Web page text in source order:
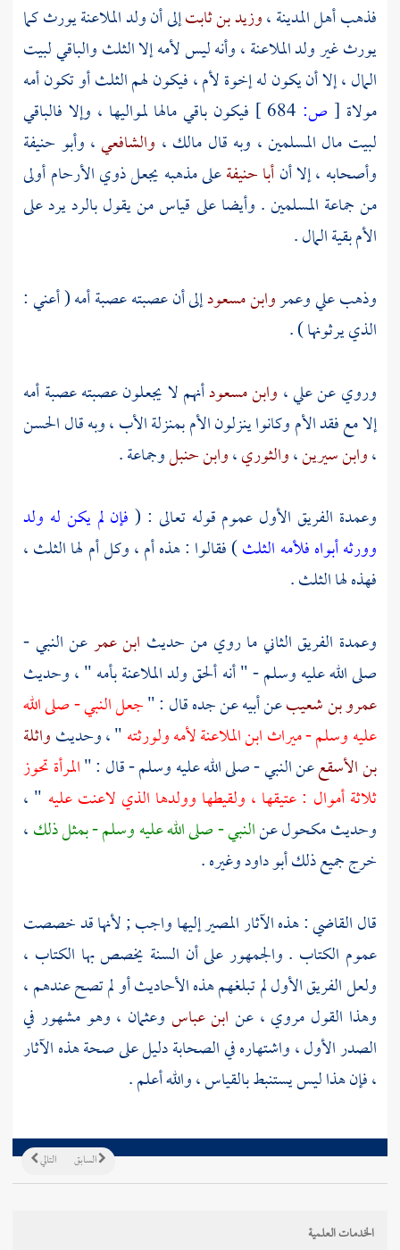
فذهب أهلالمدينة،وزيد بن ثابتإلى أن ولد الملاعنة يورث كما
يورث غير ولد الملاعنة ، وأنه ليس لأمه إلا الثلث والباقي لبيت
المال ، إلا أن يكون له إخوة لأم ، فيكون لهم الثلث أو تكون أمه
مولاة [ ص:
فيكون باقي مالها لمواليها ، وإلا فالباقي
لبيت مال المسلمين ، وبه قال مالك ، والشافعي، وأبو حنيفة
وأصحابه ، إلا أنأبا حنيفةعلى مذهبه يجعل ذوي الأرحام أولى
من جماعة المسلمين . وأيضا على قياس من يقول بالرد يرد على
الأم بقية المال .
وذهبعليوعمروابن مسعودإلى أن عصبته عصبة أمه ( أعني :
الذي يرثونها ) .
وروي عنعلي، وابن مسعودأنهم لا يجعلون عصبته عصبة أمه
إلا مع فقد الأم وكانوا ينزلون الأم بمنزلة الأب ، وبه قالالحسن
،وابن سيرين،والثوري،وابن حنبلوجماعة .
وعمدة الفريق الأول عموم قوله تعالى : ( فإن لم يكن له ولد
وورثه أبواه فلأمه الثلث) فقالوا : هذه أم ، وكل أم لها الثلث ،
فهذه لها الثلث .
وعمدة الفريق الثاني ما روي من حديث ابن عمرعن النبي -
صلى الله عليه وسلم - " أنه ألحق ولد الملاعنة بأمه " ، وحديث
عمرو بن شعيبعن أبيه عن جده قال : "جعل النبي - صلى الله
عليه وسلم - ميراث ابن الملاعنة لأمه ولورثته" ، وحديثواثلة
بن الأسقععن النبي - صلى الله عليه وسلم - قال : "المرأة تحوز
ثلاثة أموال : عتيقها ، ولقيطها وولدها الذي لاعنت عليه " ،
وحديثمكحولعنالنبي - صلى الله عليه وسلم - بمثل ذلك،
خرج جميع ذلكأبو داودوغيره .
قال القاضي : هذه الآثار المصير إليها واجب ; لأنها قد خصصت
عموم الكتاب . والجمهور على أن السنة يخصص بها الكتاب ،
ولعل الفريق الأول لم تبلغهم هذه الأحاديث أو لم تصح عندهم ،
وهذا القول مروي ، عن ابن عباس وعثمان ، وهو مشهور في
الصدر الأول ، واشتهاره في الصحابة دليل على صحة هذه الآثار
، فإن هذا ليس يستنبط بالقياس ، والله أعلم .
التالي السابق
الخدمات العلمية